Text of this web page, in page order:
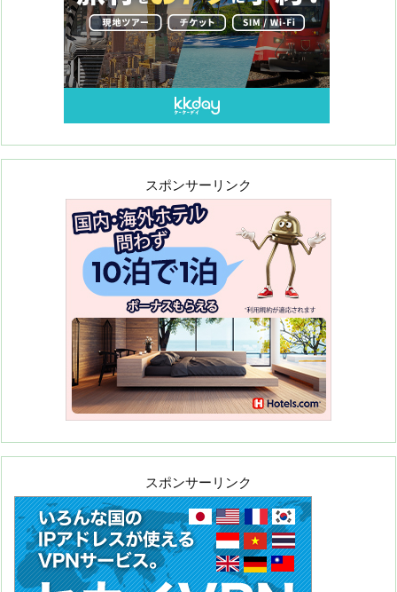
スポンサーリンク
スポンサーリンク